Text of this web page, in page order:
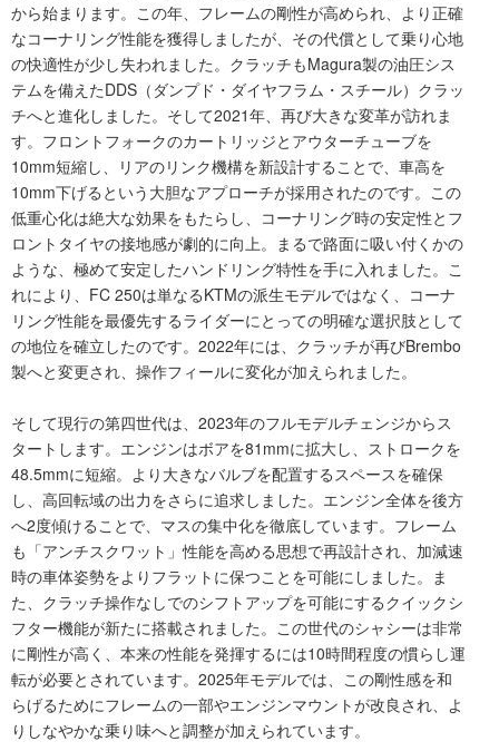
から始まります。この年、フレームの剛性が高められ、より正確
なコーナリング性能を獲得しましたが、その代償として乗り心地
の快適性が少し失われました。クラッチもMagura製の油圧シス
テムを備えたDDS（ダンプド・ダイヤフラム・スチール）クラッ
チへと進化しました。そして2021年、再び大きな変革が訪れま
す。フロントフォークのカートリッジとアウターチューブを
10mm短縮し、リアのリンク機構を新設計することで、車高を
10mm下げるという大胆なアプローチが採用されたのです。この
低重心化は絶大な効果をもたらし、コーナリング時の安定性とフ
ロントタイヤの接地感が劇的に向上。まるで路面に吸い付くかの
ような、極めて安定したハンドリング特性を手に入れました。こ
れにより、FC 250は単なるKTMの派生モデルではなく、コーナ
リング性能を最優先するライダーにとっての明確な選択肢として
の地位を確立したのです。2022年には、クラッチが再びBrembo
製へと変更され、操作フィールに変化が加えられました。
そして現行の第四世代は、2023年のフルモデルチェンジからス
タートします。エンジンはボアを81mmに拡大し、ストロークを
48.5mmに短縮。より大きなバルブを配置するスペースを確保
し、高回転域の出力をさらに追求しました。エンジン全体を後方
へ2度傾けることで、マスの集中化を徹底しています。フレーム
も「アンチスクワット」性能を高める思想で再設計され、加減速
時の車体姿勢をよりフラットに保つことを可能にしました。ま
た、クラッチ操作なしでのシフトアップを可能にするクイックシ
フター機能が新たに搭載されました。この世代のシャシーは非常
に剛性が高く、本来の性能を発揮するには10時間程度の慣らし運
転が必要とされています。2025年モデルでは、この剛性感を和
らげるためにフレームの一部やエンジンマウントが改良され、よ
りしなやかな乗り味へと調整が加えられています。